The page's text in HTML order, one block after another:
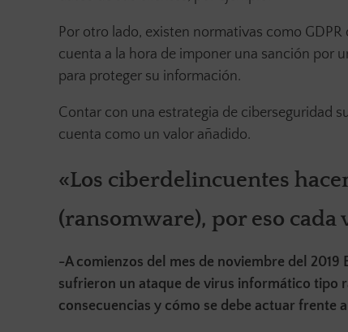
Por otro lado, existen normativas como
cuenta a la hora de imponer una sanción por
para proteger su información.
Contar con una estrategia de ciberseguridad
cuenta como un valor añadido.
«Los ciberdelincuentes
(ransomware), por eso cada
-A comienzos del mes de noviembre del
sufrieron un ataque de virus informático tipo
consecuencias y cómo se debe actuar frente